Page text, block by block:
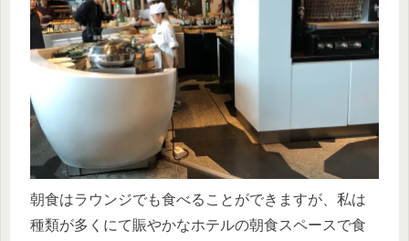
朝食はラウンジでも食べることができますが、私は
種類が多くにて賑やかなホテルの朝食スペースで食